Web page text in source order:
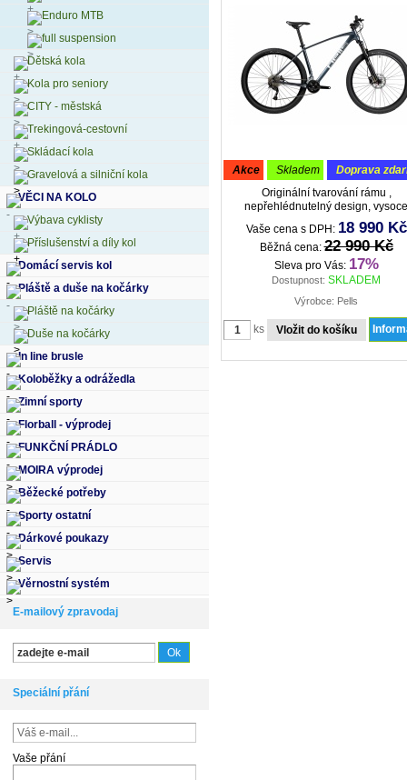
akce skladem
doprava
Originální tvarování rámu ,
nepřehlédnutelný design,
sportovní vzhled a výborné jízdní
vlastnosti - to je společné pro MTB
ambiciózní české značky kol
Vaše cena s DPH: 18 990 Kč
Běžná cena: 22 990 Kč
Sleva pro Vás: 17%
Dostupnost:SKLADEM
Výrobce: Pells
ks
Enduro MTB
full suspension
Dětská kola
Kola pro seniory
CITY - městská
Trekingová-cestovní
Skládací kola
Gravelová a silniční kola
VĚCI NA KOLO
Výbava cyklisty
Příslušenství a díly kol
Domácí servis kol
Pláště a duše na kočárky
Pláště na kočárky
Duše na kočárky
In line brusle
Koloběžky a odrážedla
Zimní sporty
Florball - výprodej
FUNKČNÍ PRÁDLO
MOIRA výprodej
Běžecké potřeby
Sporty ostatní
Dárkové poukazy
Servis
Věrnostní systém
E-mailový zpravodaj
Speciální přání
Vaše přání